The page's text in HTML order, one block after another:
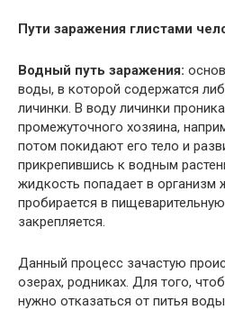
Пути заражения глистами
Водный путь заражения:
воды, в которой содержатся
личинки. В воду личинки
промежуточного хозяина,
потом покидают его тело и
прикрепившись к водным
жидкость попадает в организм
пробирается в
закрепляется.
Данный процесс зачастую
озерах, родниках. Для того,
нужно отказаться от питья